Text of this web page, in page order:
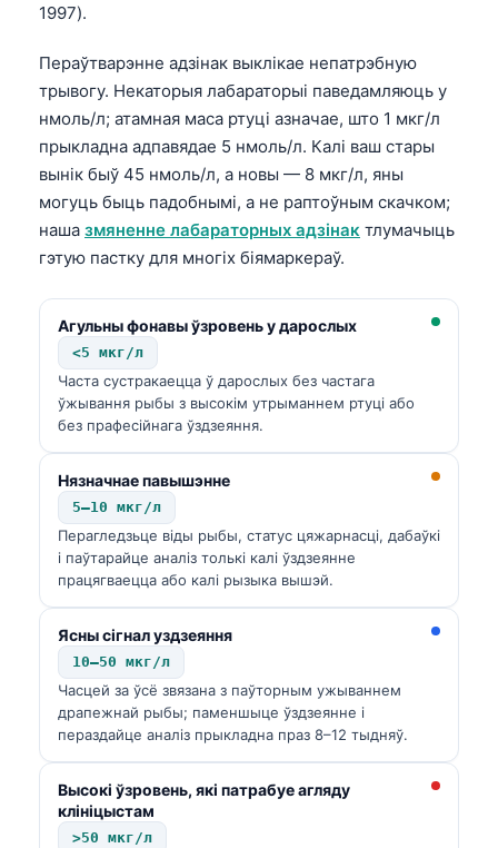
1997).
Пераўтварэнне адзінак выклікае непатрэбную
трывогу. Некаторыя лабараторыі паведамляюць у
нмоль/л; атамная маса ртуці азначае, што 1 мкг/л
прыкладна адпавядае 5 нмоль/л. Калі ваш стары
вынік быў 45 нмоль/л, а новы — 8 мкг/л, яны
могуць быць падобнымі, а не раптоўным скачком;
наша змяненне лабараторных адзінак тлумачыць
гэтую пастку для многіх біямаркераў.
Агульны фонавы ўзровень у дарослых
<5 мкг/л
Часта сустракаецца ў дарослых без частага
ўжывання рыбы з высокім утрыманнем ртуці або
без прафесійнага ўздзеяння.
Нязначнае павышэнне
5–10 мкг/л
Перагледзьце віды рыбы, статус цяжарнасці, дабаўкі
і паўтарайце аналіз толькі калі ўздзеянне
працягваецца або калі рызыка вышэй.
Ясны сігнал уздзеяння
10–50 мкг/л
Часцей за ўсё звязана з паўторным ужываннем
драпежнай рыбы; паменшыце ўздзеянне і
пераздайце аналіз прыкладна праз 8–12 тыдняў.
Высокі ўзровень, які патрабуе агляду
клініцыстам
>50 мкг/л